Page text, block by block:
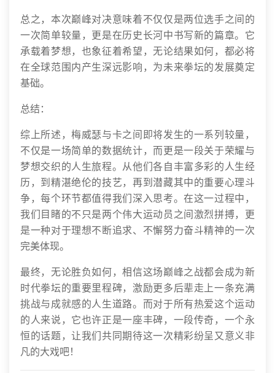
总之，本次巅峰对决意味着不仅仅是两位选手之间的
一次简单较量，更是在历史长河中书写新的篇章。它
承载着梦想，也象征着希望，无论结果如何，都必将
在全球范围内产生深远影响，为未来拳坛的发展奠定
基础。
总结：
综上所述，梅威瑟与卡之间即将发生的一系列较量，
不仅是一场简单的数据统计，而更是一段关于荣耀与
梦想交织的人生旅程。从他们各自丰富多彩的人生经
历，到精湛绝伦的技艺，再到潜藏其中的重要心理斗
争，每个环节都值得我们深入思考。在这一过程中，
我们目睹的不只是两个伟大运动员之间激烈拼搏，更
是一种对于理想不断追求、不懈努力奋斗精神的一次
完美体现。
最终，无论胜负如何，相信这场巅峰之战都会成为新
时代拳坛的重要里程碑，激励更多后辈走上一条充满
挑战与成就感的人生道路。而对于所有热爱这个运动
的人来说，它也许正是一座丰碑，一段传奇，一个永
恒的话题，让我们共同期待这一次精彩纷呈又意义非
凡的大戏吧！